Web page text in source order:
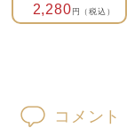
2,280 円（税込）
コメント